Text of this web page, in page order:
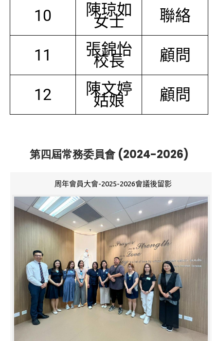
10 陳琼如
女士 聯絡
11 張錦怡
校長 顧問
12 陳文婷
姑娘 顧問
第四屆常務委員會 (2024-2026)
周年會員大會-2025-2026會議後留影